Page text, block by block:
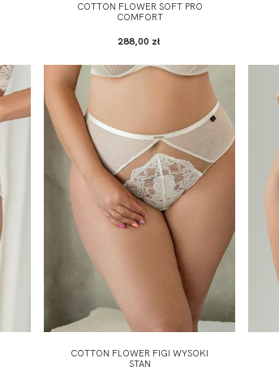
COTTON FLOWER SOFT PRO
COMFORT
288,00 zł
COTTON FLOWER FIGI WYSOKI
STAN